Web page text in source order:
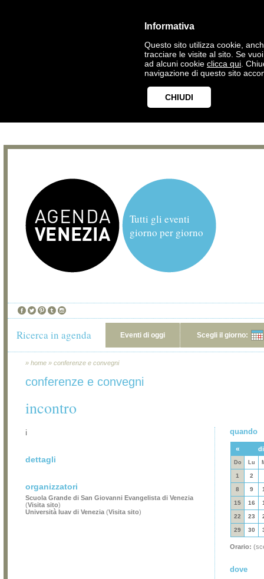
Informativa
Questo sito utilizza cookie,
tracciare le visite al sito. Se
ad alcuni cookie clicca qui .
navigazione di questo sito
CHIUDI
Tutti gli eventi
giorno per giorno
Ricerca in agenda Eventi di oggi Scegli il giorno:
» home » conferenze e convegni
conferenze e convegni
incontro
i
dettagli
organizzatori
Scuola Grande di San Giovanni Evangelista di Venezia
(Visita sito)
Università Iuav di Venezia (Visita sito)
quando
«
Do Lu
1 2
8 9
15 16
22 23
29 30
Orario:
dove